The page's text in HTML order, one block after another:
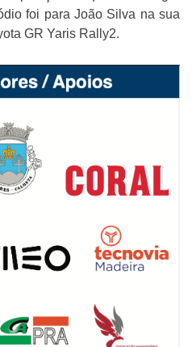
foi para João Silva na sua
GR Yaris Rally2.